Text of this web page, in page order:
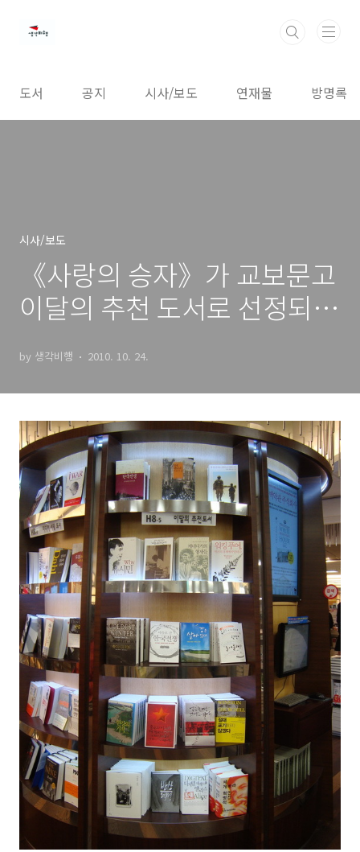
도서 공지 시사/보도 연재물 방명록
시사/보도
《사랑의 승자》가 교보문고
이달의 추천 도서로 선정되었
by 생각비행 2010. 10. 24.